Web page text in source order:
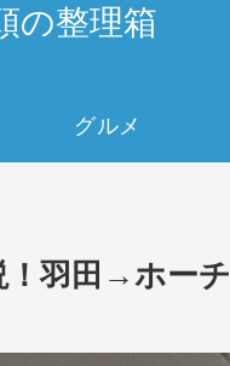
の整理箱
グルメ
！羽田→ホーチ